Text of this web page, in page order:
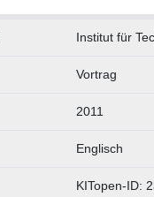
Institut für
Vortrag
2011
Englisch
KITopen-ID: